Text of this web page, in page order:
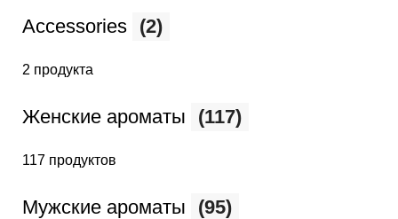
Accessories (2)
2 продукта
Женские ароматы (117)
117 продуктов
Мужские ароматы (95)